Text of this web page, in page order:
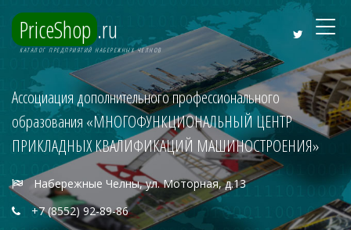
PriceShop .ru
КАТАЛОГ ПРЕДПРИЯТИЙ НАБЕРЕЖНЫХ ЧЕЛНОВ
Ассоциация дополнительного профессионального
образования «МНОГОФУНКЦИОНАЛЬНЫЙ ЦЕНТР
ПРИКЛАДНЫХ КВАЛИФИКАЦИЙ МАШИНОСТРОЕНИЯ»
Набережные Челны, ул. Моторная, д.13
+7 (8552) 92-89-86